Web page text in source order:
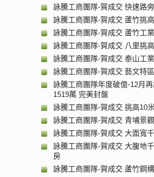
詠騰工商團隊-賀成交 快速路
詠騰工商團隊-賀成交 蘆竹挑
詠騰工商團隊-賀成交 蘆竹工
詠騰工商團隊-賀成交 八里挑
詠騰工商團隊-賀成交 泰山工
詠騰工商團隊-賀成交 藝文特
詠騰工商團隊年度破億-12月再
1519萬 完美封盤
詠騰工商團隊-賀成交 挑高10
詠騰工商團隊-賀成交 青埔景
詠騰工商團隊-賀成交 大面寬
詠騰工商團隊-賀成交 大腹地
房
詠騰工商團隊-賀成交 蘆竹鋼